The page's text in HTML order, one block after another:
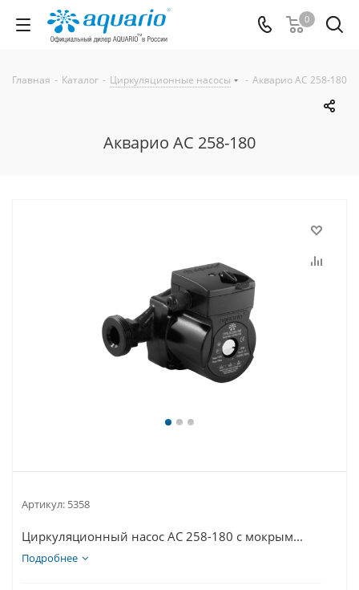
0
Главная - Каталог - Циркуляционные насосы - Акварио AC 258-180
Акварио AC 258-180
Артикул: 5358
Циркуляционный насос AC 258-180 с мокрым...
Подробнее